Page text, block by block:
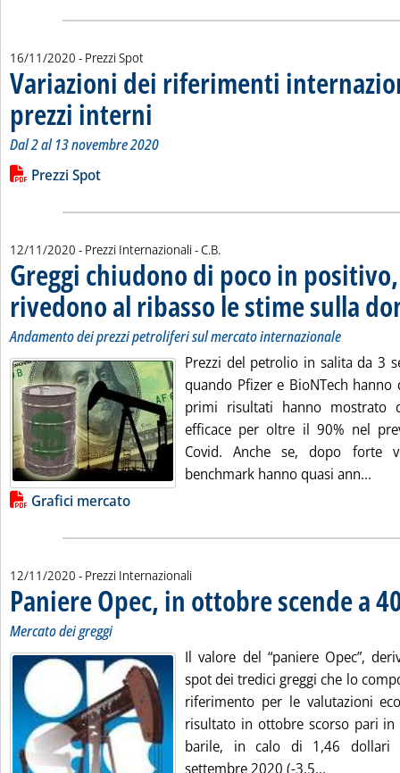
16/11/2020 - Prezzi Spot
Variazioni dei riferimenti
prezzi interni
Dal 2 al 13 novembre 2020
Leggi tutta la notizia: 'Variazioni dei riferimenti
Lista allegati PDF alla notizia
Prezzi Spot
12/11/2020 - Prezzi Internazionali -di:
C.B.
Greggi chiudono di poco in positivo,
rivedono al ribasso le stime sulla
Andamento dei prezzi petroliferi sul mercato internazionale
Prezzi del petrolio in salita da 3
quando Pfizer e BioNTech
primi risultati hanno mostrato
efficace per oltre il 90% nel
Covid. Anche se, dopo forte
benchmark hanno quasi ann...
Lista allegati PDF alla notizia
Grafici mercato
12/11/2020 - Prezzi Internazionali
Paniere Opec, in ottobre scende a
Mercato dei greggi
Il valore del “paniere Opec”,
spot dei tredici greggi che lo
riferimento per le valutazioni
risultato in ottobre scorso pari
barile, in calo di 1,46 dollari
settembre 2020 (-3,5...